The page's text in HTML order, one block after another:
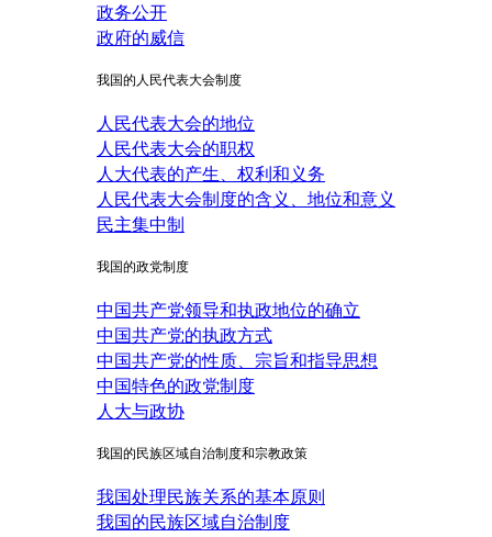
政务公开
政府的威信
我国的人民代表大会制度
人民代表大会的地位
人民代表大会的职权
人大代表的产生、权利和义务
人民代表大会制度的含义、地位和意义
民主集中制
我国的政党制度
中国共产党领导和执政地位的确立
中国共产党的执政方式
中国共产党的性质、宗旨和指导思想
中国特色的政党制度
人大与政协
我国的民族区域自治制度和宗教政策
我国处理民族关系的基本原则
我国的民族区域自治制度